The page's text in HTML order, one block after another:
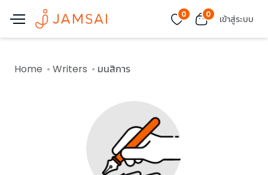
0 0 เข้าสู่ระบบ
Home Writers มนสิการ